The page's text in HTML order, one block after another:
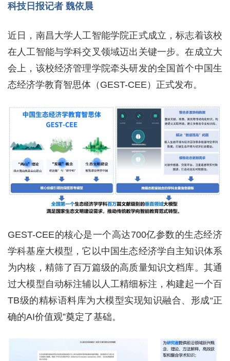
科技日报记者 魏依晨
近日，南昌大学人工智能学院正式成立，标志着该校
在人工智能与学科交叉领域迈出关键一步。在成立大
会上，该校经济管理学院牵头研发的全国首个中国生
态经济学教育智思体（GEST-CEE）正式发布。
GEST-CEE的核心是一个高达700亿参数的生态经济
学科基座大模型，它以中国生态经济学自主知识体系
为内核，精筛了百万篇级的高质量知识文档库。其通
过大模型自动标注辅以人工精细标注，构建起一个百
TB级的精标语料库为大模型实现知识融合、形成“正
确的AI价值观”奠定了基础。